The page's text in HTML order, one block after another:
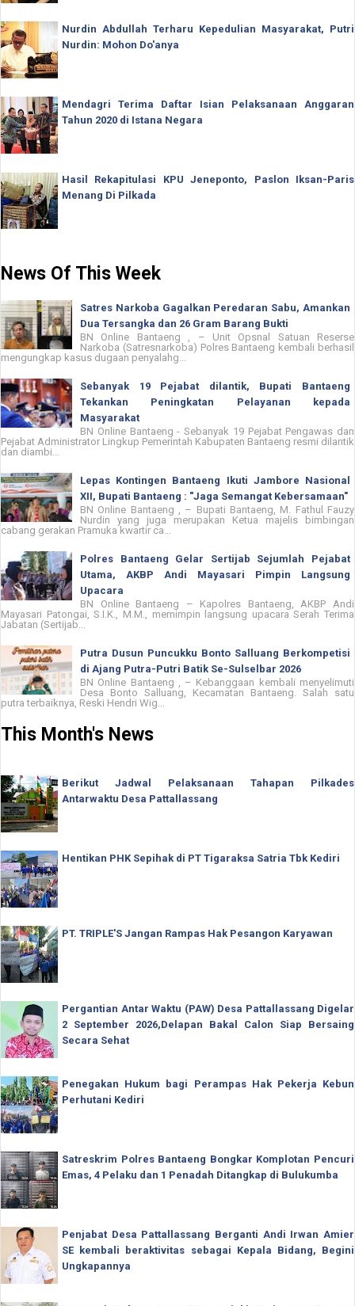
Nurdin Abdullah Terharu Kepedulian Masyarakat, Putri
Nurdin: Mohon Do'anya
Mendagri Terima Daftar Isian Pelaksanaan Anggaran
Tahun 2020 di Istana Negara
Hasil Rekapitulasi KPU Jeneponto, Paslon Iksan-Paris
Menang Di Pilkada
News Of This Week
Satres Narkoba Gagalkan Peredaran Sabu, Amankan
Dua Tersangka dan 26 Gram Barang Bukti
BN Online Bantaeng , – Unit Opsnal Satuan Reserse
Narkoba (Satresnarkoba) Polres Bantaeng kembali berhasil
mengungkap kasus dugaan penyalahg...
Sebanyak 19 Pejabat dilantik, Bupati Bantaeng
Tekankan Peningkatan Pelayanan kepada
Masyarakat
BN Online Bantaeng - Sebanyak 19 Pejabat Pengawas dan
Pejabat Administrator Lingkup Pemerintah Kabupaten Bantaeng resmi dilantik
dan diambi...
Lepas Kontingen Bantaeng Ikuti Jambore Nasional
XII, Bupati Bantaeng : "Jaga Semangat Kebersamaan"
BN Online Bantaeng , – Bupati Bantaeng, M. Fathul Fauzy
Nurdin yang juga merupakan Ketua majelis bimbingan
cabang gerakan Pramuka kwartir ca...
Polres Bantaeng Gelar Sertijab Sejumlah Pejabat
Utama, AKBP Andi Mayasari Pimpin Langsung
Upacara
BN Online Bantaeng – Kapolres Bantaeng, AKBP Andi
Mayasari Patongai, S.I.K., M.M., memimpin langsung upacara Serah Terima
Jabatan (Sertijab...
Putra Dusun Puncukku Bonto Salluang Berkompetisi
di Ajang Putra-Putri Batik Se-Sulselbar 2026
BN Online Bantaeng , – Kebanggaan kembali menyelimuti
Desa Bonto Salluang, Kecamatan Bantaeng. Salah satu
putra terbaiknya, Reski Hendri Wig...
This Month's News
Berikut Jadwal Pelaksanaan Tahapan Pilkades
Antarwaktu Desa Pattallassang
Hentikan PHK Sepihak di PT Tigaraksa Satria Tbk Kediri
PT. TRIPLE'S Jangan Rampas Hak Pesangon Karyawan
Pergantian Antar Waktu (PAW) Desa Pattallassang Digelar
2 September 2026,Delapan Bakal Calon Siap Bersaing
Secara Sehat
Penegakan Hukum bagi Perampas Hak Pekerja Kebun
Perhutani Kediri
Satreskrim Polres Bantaeng Bongkar Komplotan Pencuri
Emas, 4 Pelaku dan 1 Penadah Ditangkap di Bulukumba
Penjabat Desa Pattallassang Berganti Andi Irwan Amier
SE kembali beraktivitas sebagai Kepala Bidang, Begini
Ungkapannya